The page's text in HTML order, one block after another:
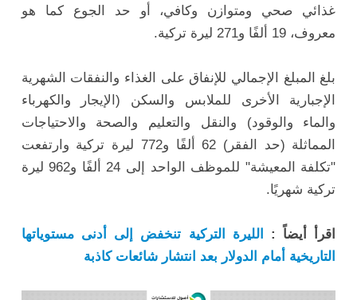
غذائي صحي ومتوازن وكافي، أو حد الجوع كما هو
معروف، 19 ألفًا و271 ليرة تركية.
بلغ المبلغ الإجمالي للإنفاق على الغذاء والنفقات الشهرية
الإجبارية الأخرى للملابس والسكن (الإيجار والكهرباء
والماء والوقود) والنقل والتعليم والصحة والاحتياجات
المماثلة (حد الفقر) 62 ألفًا و772 ليرة تركية وارتفعت
"تكلفة المعيشة" للموظف الواحد إلى 24 ألفًا و962 ليرة
تركية شهريًا.
اقرأ أيضاً :
الليرة التركية تنخفض إلى أدنى مستوياتها
التاريخية أمام الدولار بعد انتشار شائعات كاذبة